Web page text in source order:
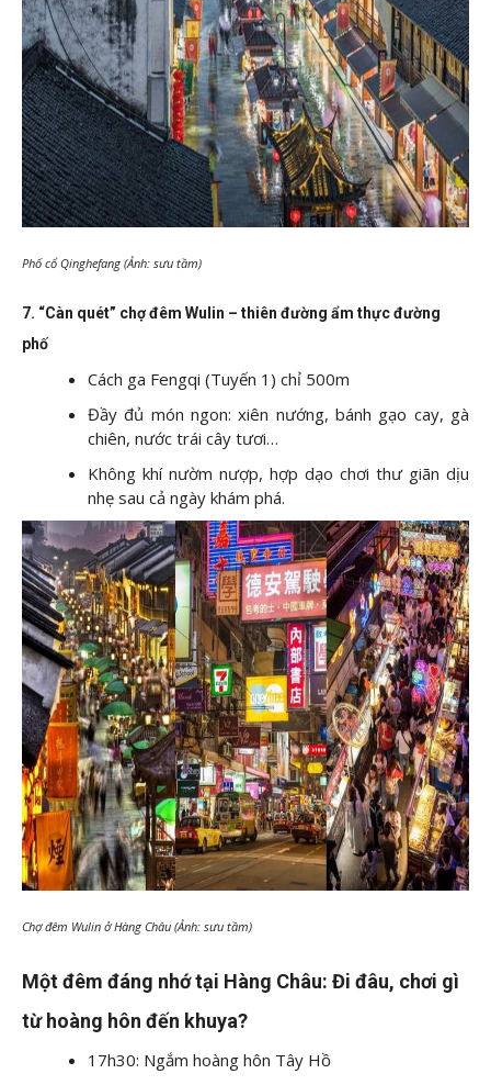
Phố cổ Qinghefang (Ảnh: sưu tầm)
7. “Càn quét” chợ đêm Wulin – thiên đường ẩm thực đường
phố
Cách ga Fengqi (Tuyến 1) chỉ 500m
Đầy đủ món ngon: xiên nướng, bánh gạo cay, gà
chiên, nước trái cây tươi…
Không khí nườm nượp, hợp dạo chơi thư giãn dịu
nhẹ sau cả ngày khám phá.
Chợ đêm Wulin ở Hàng Châu (Ảnh: sưu tầm)
Một đêm đáng nhớ tại Hàng Châu: Đi đâu, chơi gì
từ hoàng hôn đến khuya?
17h30: Ngắm hoàng hôn Tây Hồ